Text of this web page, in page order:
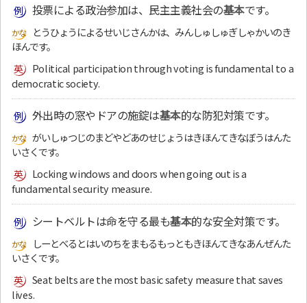
投票による政治参加は、民主主義社会の基本です。
とうひょうによるせいじさんかは、みんしゅしゅぎしゃかいのき
ほんです。
Political participation through voting is fundamental to a
democratic society.
外出時の窓やドアの施錠は基本的な防犯対策です。
がいしゅつじのまどやどあのせじょうはきほんてきなぼうはんた
いさくです。
Locking windows and doors when going out is a
fundamental security measure.
シートベルトは命を守る最も基本的な安全対策です。
しーとべるとはいのちをまもるもっともきほんてきなあんぜんた
いさくです。
Seat belts are the most basic safety measure that saves
lives.